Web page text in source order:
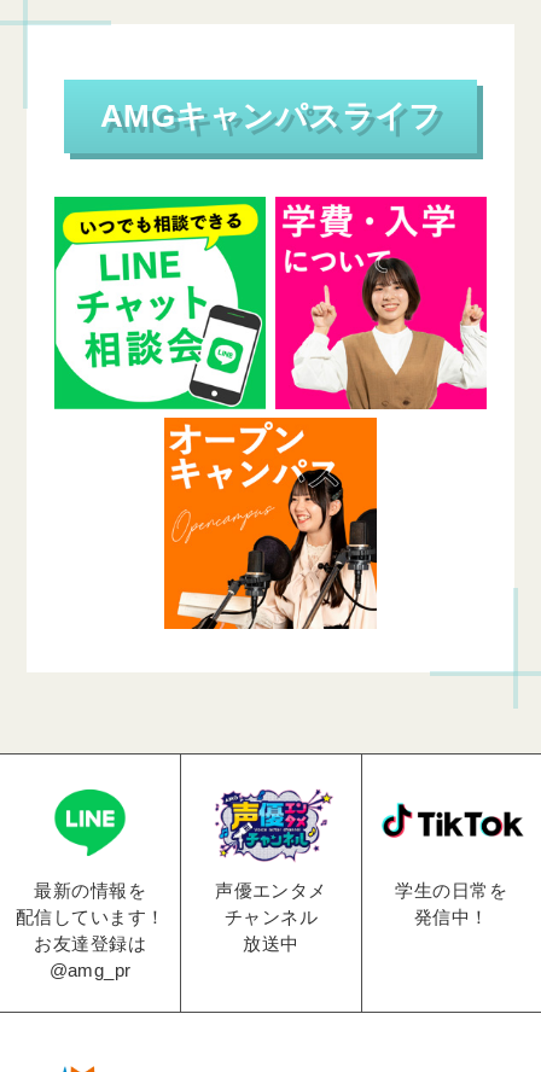
AMGキャンパスライフ
最新の情報を
配信しています！
お友達登録は
@amg_pr
声優エンタメ
チャンネル
放送中
学生の日常を
発信中！